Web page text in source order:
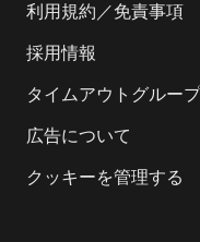
利用規約／免責事項
採用情報
タイムアウトグループ
広告について
クッキーを管理する